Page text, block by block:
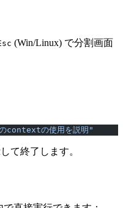
(Win/Linux) で分割画面
contextの使用を説明"
て終了します。